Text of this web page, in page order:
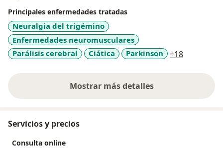
Principales enfermedades tratadas
Neuralgia del trigémino
Enfermedades neuromusculares
Parálisis cerebral
Ciática Parkinson +18
Mostrar más detalles
sobre la experiencia
Servicios y precios
Consulta online